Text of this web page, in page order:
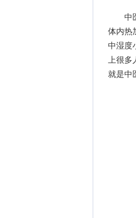
中医
体内热
中湿度
上很
就是中